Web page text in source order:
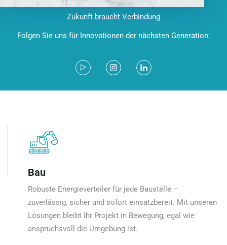
Zukunft braucht Verbindung
Folgen Sie uns für Innovationen der nächsten Generation:
Bau
Robuste Energieverteiler für jede Baustelle –
zuverlässig, sicher und sofort einsatzbereit. Mit unseren
Lösungen bleibt Ihr Projekt in Bewegung, egal wie
anspruchsvoll die Umgebung ist.